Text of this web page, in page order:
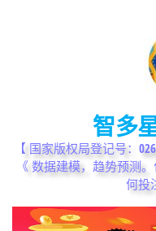
智多
【 国家版权局登记号：
《 数据建模，趋势预测
何投